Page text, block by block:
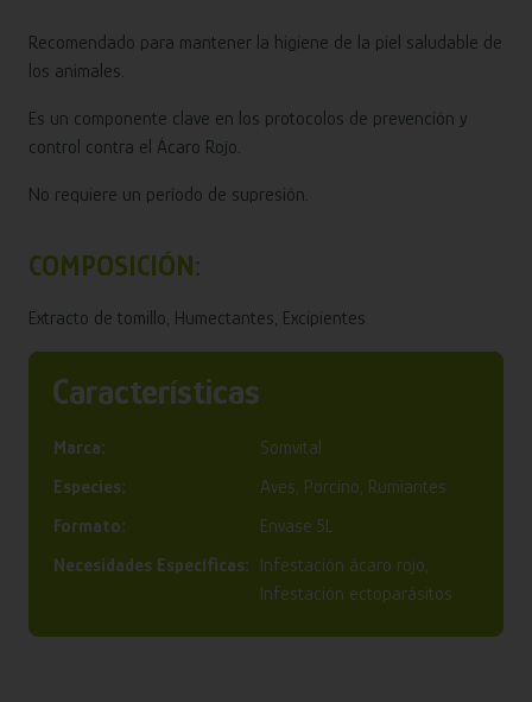
Recomendado para mantener la higiene de la piel saludable de
los animales.
Es un componente clave en los protocolos de prevención y
control contra el Ácaro Rojo.
No requiere un período de supresión.
COMPOSICIÓN:
Extracto de tomillo, Humectantes, Excipientes
Características
Marca:
Somvital
Especies:
Aves, Porcino, Rumiantes
Formato:
Envase 5L
Necesidades Específicas:
Infestación ácaro rojo,
Infestación ectoparásitos